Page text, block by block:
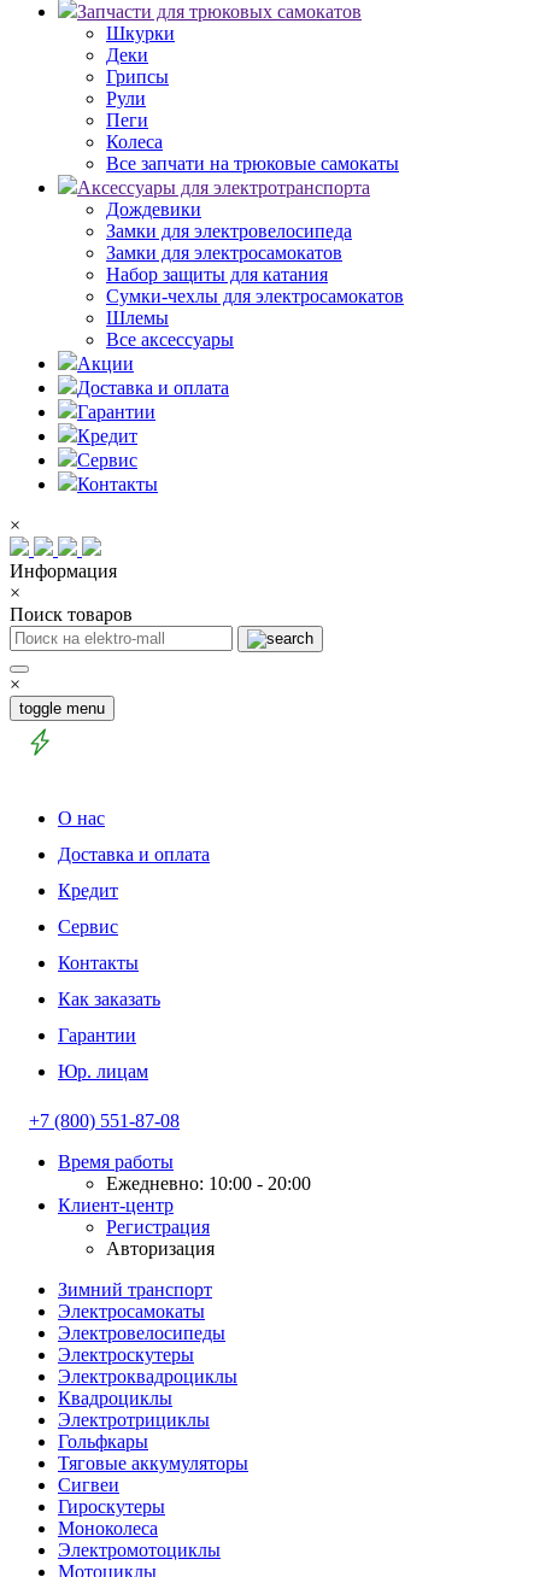
Запчасти для трюковых самокатов
Шкурки
Деки
Грипсы
Рули
Пеги
Колеса
Все запчати на трюковые самокаты
Аксессуары для электротранспорта
Дождевики
Замки для электровелосипеда
Замки для электросамокатов
Набор защиты для катания
Сумки-чехлы для электросамокатов
Шлемы
Все аксессуары
Акции
Доставка и оплата
Гарантии
Кредит
Сервис
Контакты
×
Информация
×
Поиск товаров
×
toggle menu
О нас
Доставка и оплата
Кредит
Сервис
Контакты
Как заказать
Гарантии
Юр. лицам
+7 (800) 551-87-08
Время работы
Ежедневно: 10:00 - 20:00
Клиент-центр
Регистрация
Авторизация
Зимний транспорт
Электросамокаты
Электровелосипеды
Электроскутеры
Электроквадроциклы
Квадроциклы
Электротрициклы
Гольфкары
Тяговые аккумуляторы
Сигвеи
Гироскутеры
Моноколеса
Электромотоциклы
Мотоциклы